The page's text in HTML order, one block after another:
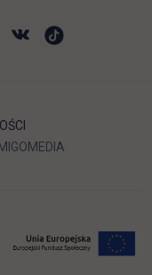
OTWIERA SIĘ W
MIGOMEDIA